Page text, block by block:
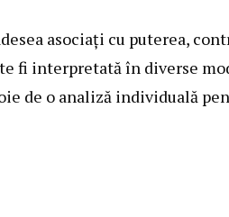
asociați cu puterea,
fi interpretată în diverse
de o analiză individuală